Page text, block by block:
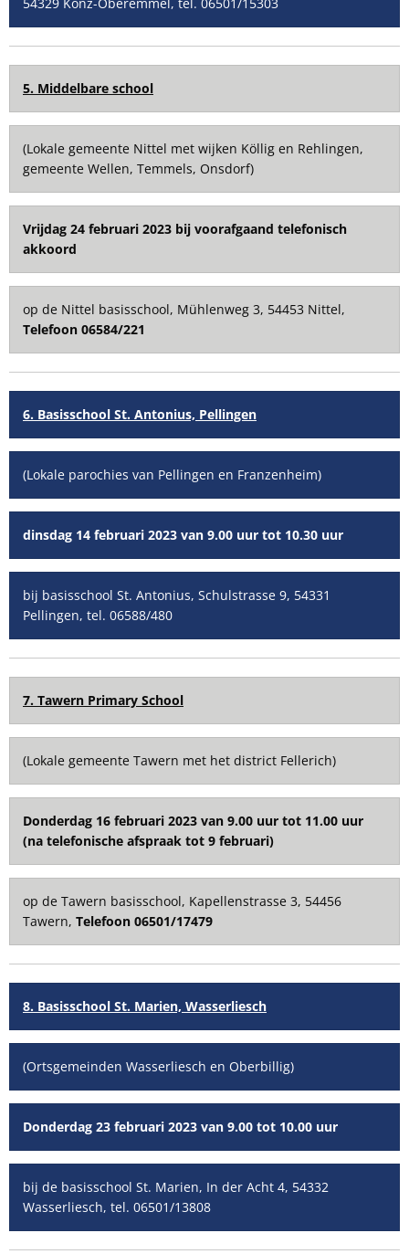
5. Middelbare school
(Lokale gemeente Nittel met wijken Köllig en Rehlingen,
gemeente Wellen, Temmels, Onsdorf)
Vrijdag 24 februari 2023 bij voorafgaand telefonisch
akkoord
op de Nittel basisschool, Mühlenweg 3, 54453 Nittel,
Telefoon 06584/221
6. Basisschool St. Antonius, Pellingen
(Lokale parochies van Pellingen en Franzenheim)
dinsdag 14 februari 2023 van 9.00 uur tot 10.30 uur
bij basisschool St. Antonius, Schulstrasse 9, 54331
Pellingen, tel. 06588/480
7. Tawern Primary School
(Lokale gemeente Tawern met het district Fellerich)
Donderdag 16 februari 2023 van 9.00 uur tot 11.00 uur
(na telefonische afspraak tot 9 februari)
op de Tawern basisschool, Kapellenstrasse 3, 54456
Tawern, Telefoon 06501/17479
8. Basisschool St. Marien, Wasserliesch
(Ortsgemeinden Wasserliesch en Oberbillig)
Donderdag 23 februari 2023 van 9.00 tot 10.00 uur
bij de basisschool St. Marien, In der Acht 4, 54332
Wasserliesch, tel. 06501/13808